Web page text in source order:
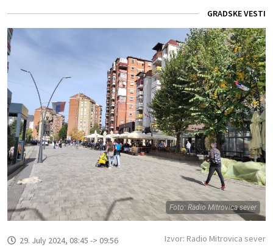
GRADSKE VESTI
Foto: Radio Mitrovica sever
29. July 2024, 08:45 -> 09:56 Izvor: Radio Mitrovica sever